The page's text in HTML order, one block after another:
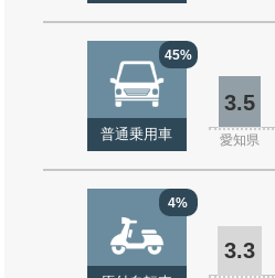
45%
普通乗用車
3.5
愛知県
4%
3.3